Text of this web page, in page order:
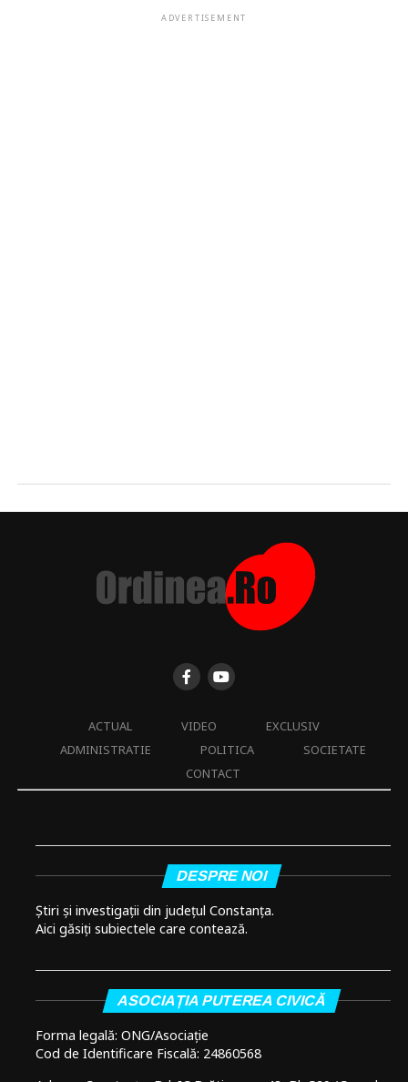
ADVERTISEMENT
ACTUAL VIDEO
EXCLUSIV
ADMINISTRATIE
POLITICA
SOCIETATE
CONTACT
DESPRE NOI
Știri și investigații din județul Constanța.
Aici găsiți subiectele care contează.
ASOCIAȚIA PUTEREA CIVICĂ
Forma legală: ONG/Asociație
Cod de Identificare Fiscală: 24860568